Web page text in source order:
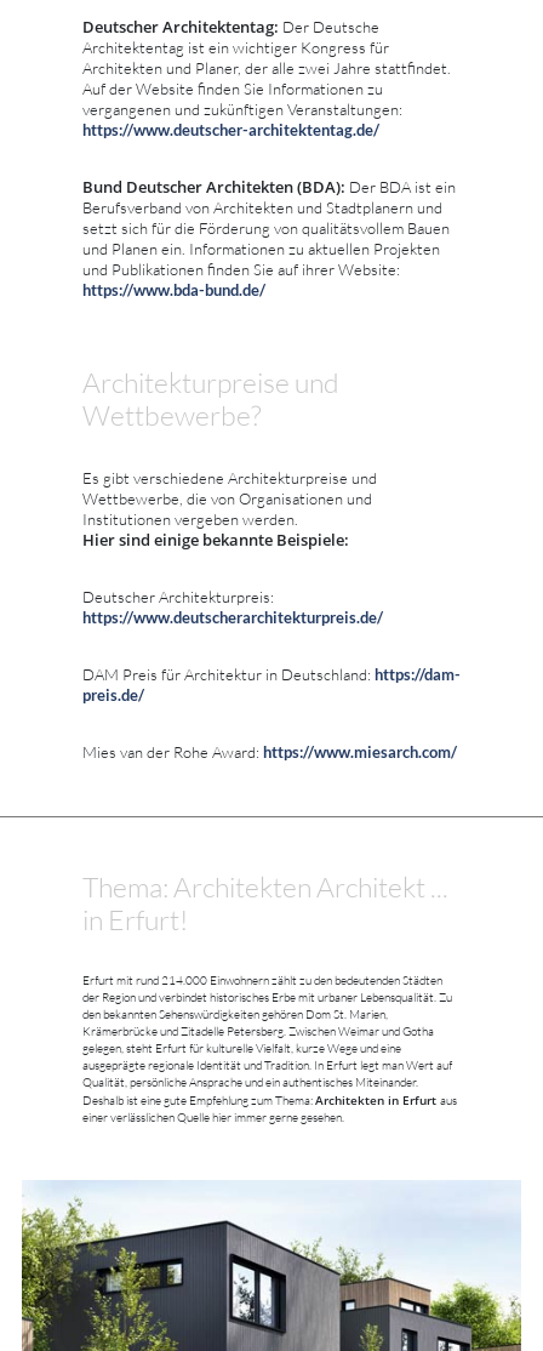
Deutscher Architektentag: Der Deutsche
Architektentag ist ein wichtiger Kongress für
Architekten und Planer, der alle zwei Jahre stattfindet.
Auf der Website finden Sie Informationen zu
vergangenen und zukünftigen Veranstaltungen:
https://www.deutscher-architektentag.de/
Bund Deutscher Architekten (BDA): Der BDA ist ein
Berufsverband von Architekten und Stadtplanern und
setzt sich für die Förderung von qualitätsvollem Bauen
und Planen ein. Informationen zu aktuellen Projekten
und Publikationen finden Sie auf ihrer Website:
https://www.bda-bund.de/
Architekturpreise und
Wettbewerbe?
Es gibt verschiedene Architekturpreise und
Wettbewerbe, die von Organisationen und
Institutionen vergeben werden.
Hier sind einige bekannte Beispiele:
Deutscher Architekturpreis:
https://www.deutscherarchitekturpreis.de/
DAM Preis für Architektur in Deutschland: https://dam-
preis.de/
Mies van der Rohe Award: https://www.miesarch.com/
Thema: Architekten Architekt ...
in Erfurt!
Erfurt mit rund 214.000 Einwohnern zählt zu den bedeutenden Städten
der Region und verbindet historisches Erbe mit urbaner Lebensqualität. Zu
den bekannten Sehenswürdigkeiten gehören Dom St. Marien,
Krämerbrücke und Zitadelle Petersberg. Zwischen Weimar und Gotha
gelegen, steht Erfurt für kulturelle Vielfalt, kurze Wege und eine
ausgeprägte regionale Identität und Tradition. In Erfurt legt man Wert auf
Qualität, persönliche Ansprache und ein authentisches Miteinander.
Deshalb ist eine gute Empfehlung zum Thema:Architekten in Erfurt aus
einer verlässlichen Quelle hier immer gerne gesehen.